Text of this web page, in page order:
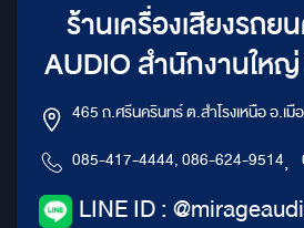
ร้านเครื่องเสียงรถย
AUDIO สำนักงา
465 ถ.ศรีนครินทร์ ต.สำโรงเหนือ อ.เ
085-417-4444, 086-624-9514,
LINE ID :